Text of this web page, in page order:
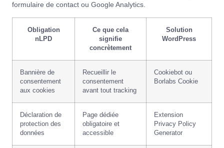
formulaire de contact ou Google Analytics.
Obligation
nLPD
Ce que cela
signifie
concrètement
Solution
WordPress
Bannière de
consentement
aux cookies
Recueillir le
consentement
avant tout tracking
Cookiebot ou
Borlabs Cookie
Déclaration de
protection des
données
Page dédiée
obligatoire et
accessible
Extension
Privacy Policy
Generator